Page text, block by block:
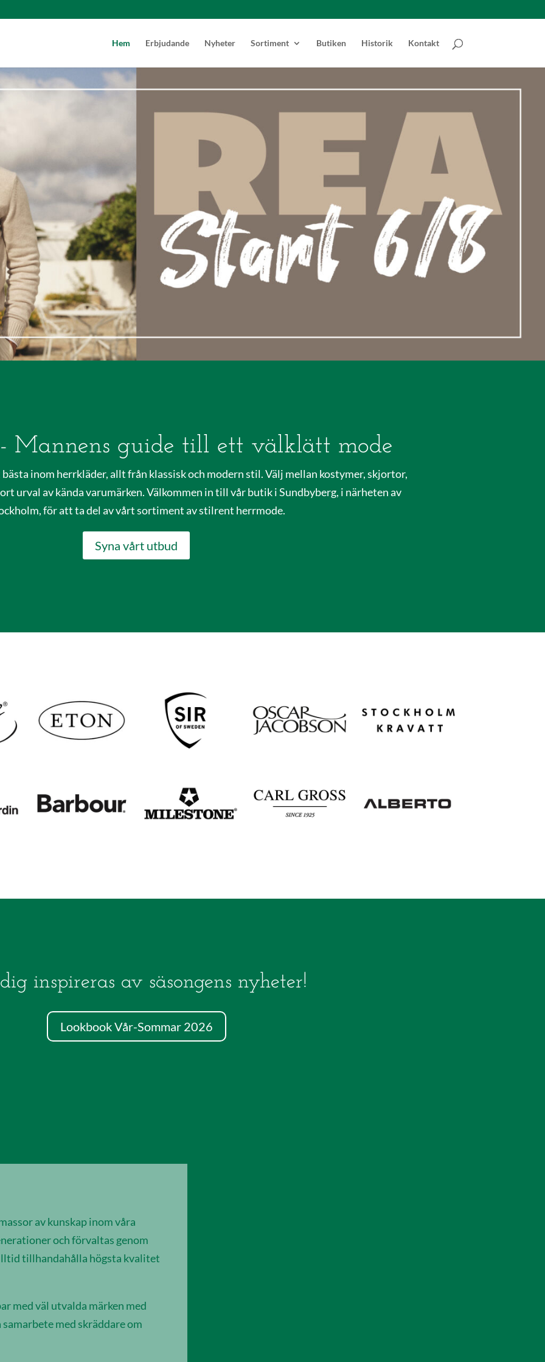
Hem Erbjudande Nyheter Sortiment Butiken Historik Kontakt
Mannens guide till ett välklätt mode
inom herrkläder, allt från klassisk och modern stil. Välj mellan kostymer, skjortor,
urval av kända varumärken. Välkommen in till vår butik i Sundbyberg, i närheten av
för att ta del av vårt sortiment av stilrent herrmode.
Syna vårt utbud
inspireras av säsongens nyheter!
Lookbook Vår-Sommar 2026
av kunskap inom våra
och förvaltas genom
tillhandahålla högsta kvalitet
med väl utvalda märken med
med skräddare om